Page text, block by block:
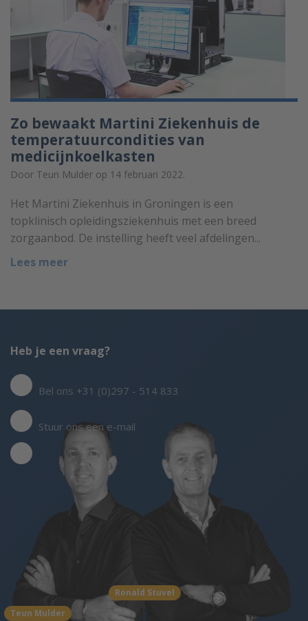
Zo bewaakt Martini Ziekenhuis de
temperatuurcondities van
medicijnkoelkasten
Door Teun Mulder op 14 februari 2022.
Het Martini Ziekenhuis in Groningen is een
topklinisch opleidingsziekenhuis met een breed
zorgaanbod. De instelling heeft veel afdelingen...
Lees meer
Teun Mulder
Ronald Stuvel
Heb je een vraag?
Bel ons +31 (0)297 - 514 833
Stuur ons een e-mail